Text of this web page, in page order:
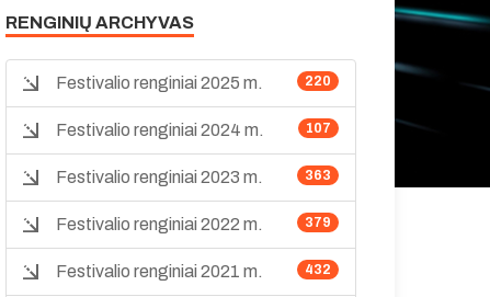
RENGINIŲ ARCHYVAS
220
Festivalio renginiai 2025 m.
107
Festivalio renginiai 2024 m.
363
Festivalio renginiai 2023 m.
379
Festivalio renginiai 2022 m.
432
Festivalio renginiai 2021 m.